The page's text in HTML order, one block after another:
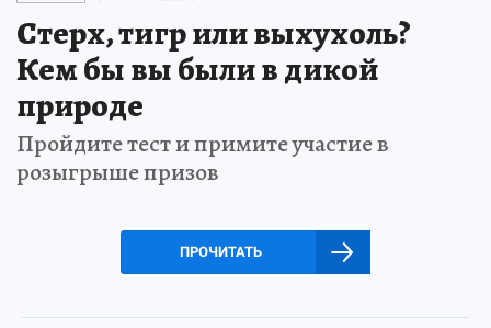
Стерх, тигр или выхухоль?
Кем бы вы были в дикой
природе
Пройдите тест и примите участие в
розыгрыше призов
ПРОЧИТАТЬ